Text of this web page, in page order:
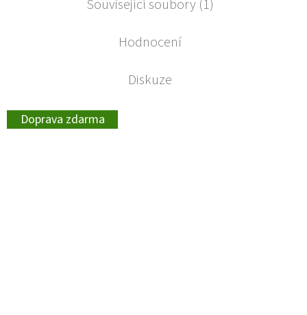
Související soubory (1)
Hodnocení
Diskuze
Doprava zdarma